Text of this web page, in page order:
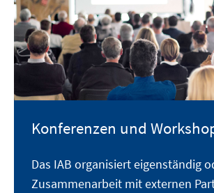
Konferenzen und
Das IAB organisiert eigenständig
Zusammenarbeit mit externen